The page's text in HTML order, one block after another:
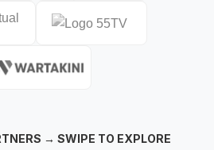
→ SWIPE TO EXPLORE